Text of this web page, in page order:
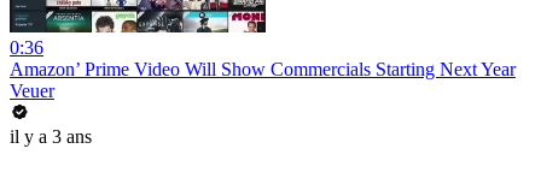
0:36
Amazon’ Prime Video Will Show Commercials Starting Next Year
Veuer
il y a 3 ans